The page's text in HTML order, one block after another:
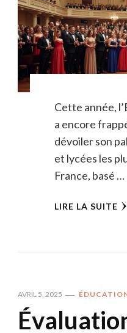
Cette année,
a encore
dévoiler son
et lycées les
France, basé …
LIRE LA SUITE
AVRIL 5, 2025